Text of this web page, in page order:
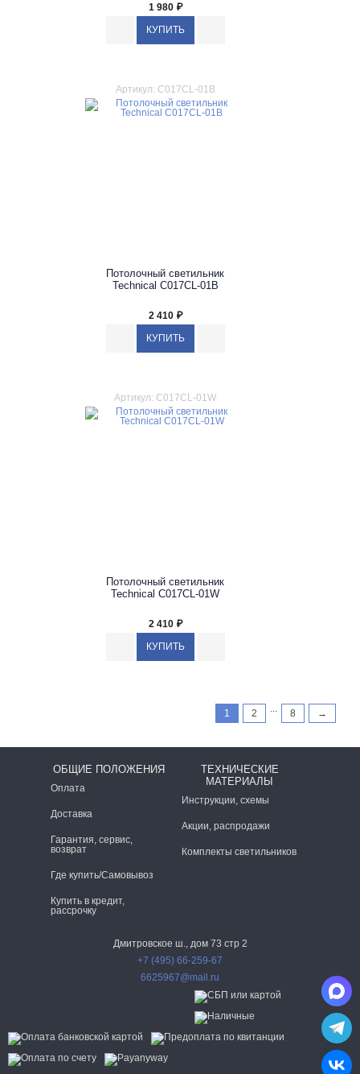
1 980 ₽
Артикул: C017CL-01B
Потолочный светильник
Technical C017CL-01B
2 410 ₽
Артикул: C017CL-01W
Потолочный светильник
Technical C017CL-01W
2 410 ₽
1 2 8 →
ОБЩИЕ ПОЛОЖЕНИЯ
Оплата
Доставка
Гарантия, сервис,
возврат
Где купить/Самовывоз
Купить в кредит,
рассрочку
ТЕХНИЧЕСКИЕ
МАТЕРИАЛЫ
Инструкции, схемы
Акции, распродажи
Комплекты светильников
Дмитровское ш., дом 73 стр 2
+7 (495) 66-259-67
6625967@mail.ru